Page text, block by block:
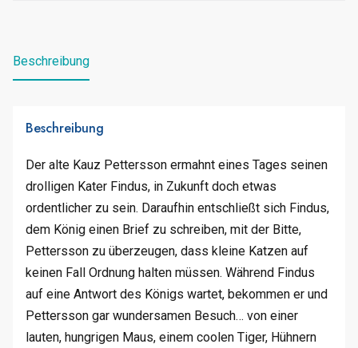
Beschreibung
Beschreibung
Der alte Kauz Pettersson ermahnt eines Tages seinen
drolligen Kater Findus, in Zukunft doch etwas
ordentlicher zu sein. Daraufhin entschließt sich Findus,
dem König einen Brief zu schreiben, mit der Bitte,
Pettersson zu überzeugen, dass kleine Katzen auf
keinen Fall Ordnung halten müssen. Während Findus
auf eine Antwort des Königs wartet, bekommen er und
Pettersson gar wundersamen Besuch… von einer
lauten, hungrigen Maus, einem coolen Tiger, Hühnern